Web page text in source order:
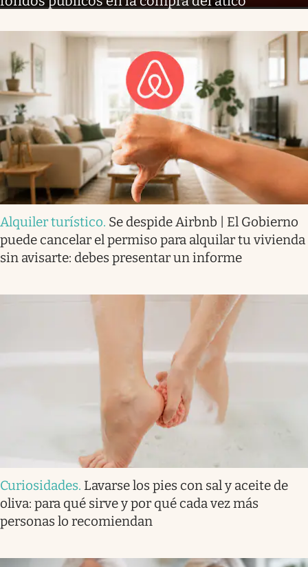
Alquiler turístico. Se despide Airbnb | El Gobierno
puede cancelar el permiso para alquilar tu vivienda
sin avisarte: debes presentar un informe
Curiosidades. Lavarse los pies con sal y aceite de
oliva: para qué sirve y por qué cada vez más
personas lo recomiendan